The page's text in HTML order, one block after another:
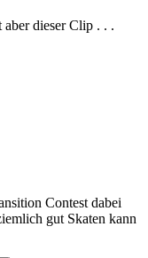
dieser Clip . . .
Contest dabei
gut Skaten kann